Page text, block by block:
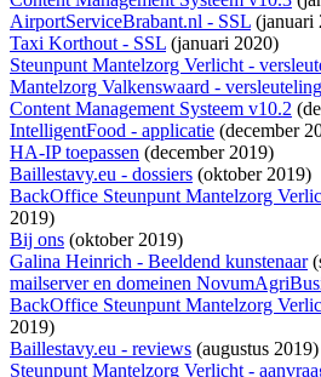
AirportServiceBrabant.nl - SSL (januari
Taxi Korthout - SSL (januari 2020)
Steunpunt Mantelzorg Verlicht -
Mantelzorg Valkenswaard - versleuteling
Content Management Systeem v10.2
IntelligentFood - applicatie (december
HA-IP toepassen (december 2019)
Baillestavy.eu - dossiers (oktober 2019)
BackOffice Steunpunt Mantelzorg
2019)
Bij ons (oktober 2019)
Galina Heinrich - Beeldend kunstenaar
mailserver en domeinen
BackOffice Steunpunt Mantelzorg
2019)
Baillestavy.eu - reviews (augustus 2019)
Steunpunt Mantelzorg Verlicht -